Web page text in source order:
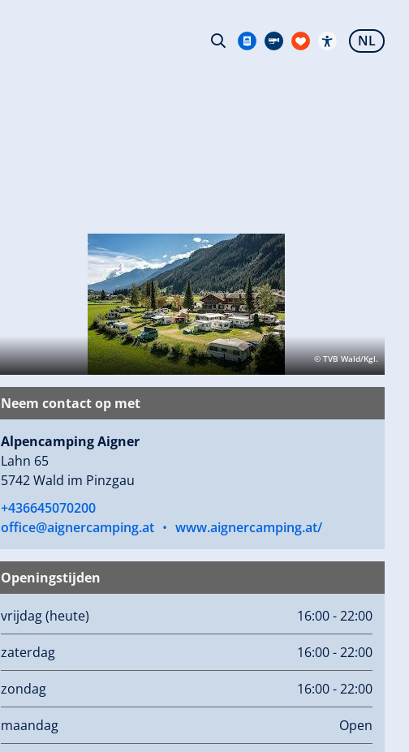
© TVB Wald/Kgl.
Neem contact op met
Alpencamping Aigner
Lahn 65
5742 Wald im Pinzgau
+436645070200
office@aignercamping.at • www.aignercamping.at/
Openingstijden
vrijdag(heute) 16:00 - 22:00
zaterdag 16:00 - 22:00
zondag 16:00 - 22:00
maandag Open
NL